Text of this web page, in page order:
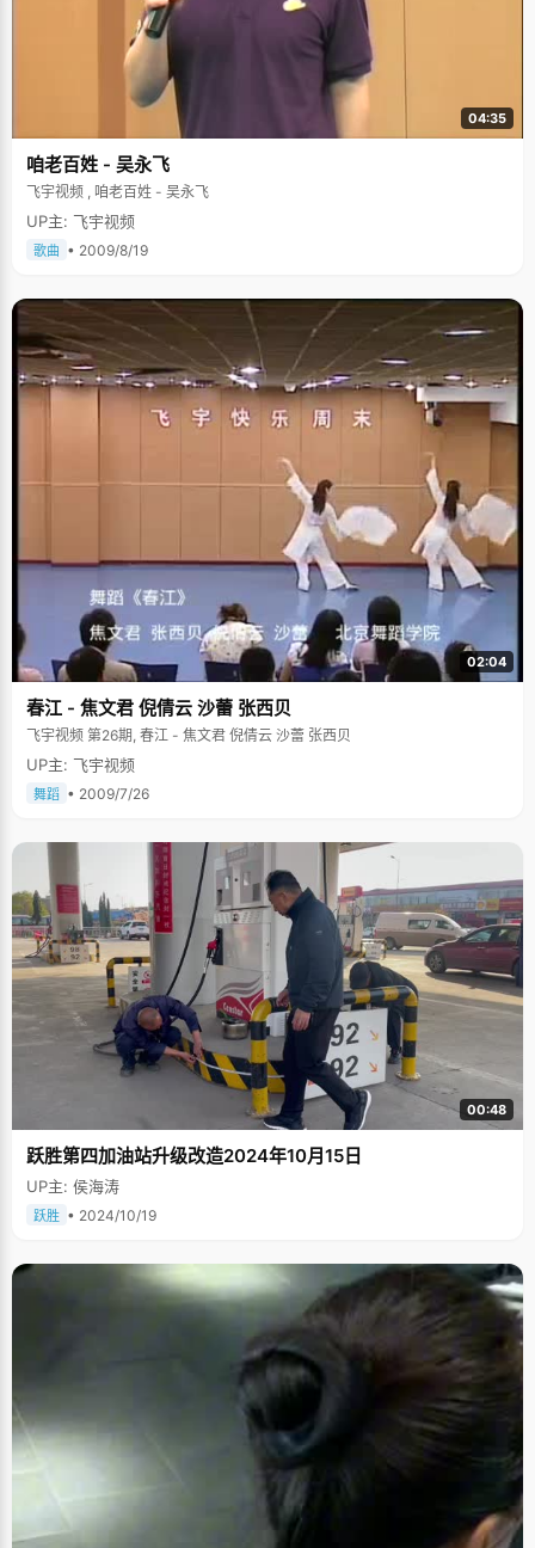
04:35
咱老百姓 - 吴永飞
飞宇视频 , 咱老百姓 - 吴永飞
UP主: 飞宇视频
歌曲 • 2009/8/19
02:04
春江 - 焦文君 倪倩云 沙蕾 张西贝
飞宇视频 第26期, 春江 - 焦文君 倪倩云 沙蕾 张西贝
UP主: 飞宇视频
舞蹈 • 2009/7/26
00:48
跃胜第四加油站升级改造2024年10月15日
UP主: 侯海涛
跃胜 • 2024/10/19